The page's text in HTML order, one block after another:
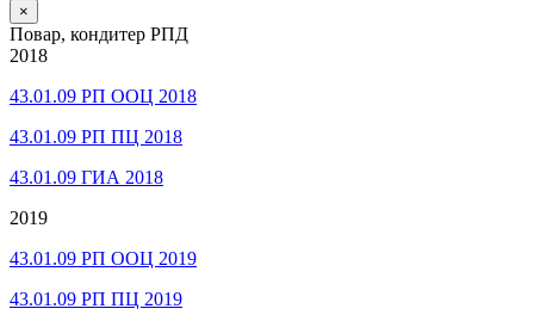
×
Повар, кондитер РПД
2018
43.01.09 РП ООЦ 2018
43.01.09 РП ПЦ 2018
43.01.09 ГИА 2018
2019
43.01.09 РП ООЦ 2019
43.01.09 РП ПЦ 2019